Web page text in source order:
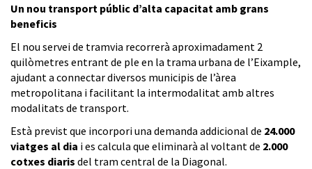
Un nou transport públic d’alta capacitat amb grans
beneficis
El nou servei de tramvia recorrerà aproximadament 2
quilòmetres entrant de ple en la trama urbana de l’Eixample,
ajudant a connectar diversos municipis de l’àrea
metropolitana i facilitant la intermodalitat amb altres
modalitats de transport.
Està previst que incorpori una demanda addicional de 24.000
viatges al dia i es calcula que eliminarà al voltant de 2.000
cotxes diaris del tram central de la Diagonal.